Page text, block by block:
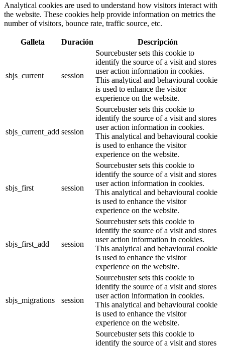
Analytical cookies are used to understand how visitors interact with
the website. These cookies help provide information on metrics the
number of visitors, bounce rate, traffic source, etc.
Galleta Duración Descripción
sbjs_current session
Sourcebuster sets this cookie to
identify the source of a visit and stores
user action information in cookies.
This analytical and behavioural cookie
is used to enhance the visitor
experience on the website.
sbjs_current_add session
Sourcebuster sets this cookie to
identify the source of a visit and stores
user action information in cookies.
This analytical and behavioural cookie
is used to enhance the visitor
experience on the website.
sbjs_first session
Sourcebuster sets this cookie to
identify the source of a visit and stores
user action information in cookies.
This analytical and behavioural cookie
is used to enhance the visitor
experience on the website.
sbjs_first_add session
Sourcebuster sets this cookie to
identify the source of a visit and stores
user action information in cookies.
This analytical and behavioural cookie
is used to enhance the visitor
experience on the website.
sbjs_migrations session
Sourcebuster sets this cookie to
identify the source of a visit and stores
user action information in cookies.
This analytical and behavioural cookie
is used to enhance the visitor
experience on the website.
Sourcebuster sets this cookie to
identify the source of a visit and stores